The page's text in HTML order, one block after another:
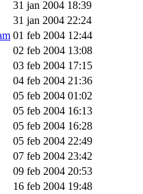
31 jan 2004 18:39
31 jan 2004 22:24
01 feb 2004 12:44
02 feb 2004 13:08
03 feb 2004 17:15
04 feb 2004 21:36
05 feb 2004 01:02
05 feb 2004 16:13
05 feb 2004 16:28
05 feb 2004 22:49
07 feb 2004 23:42
09 feb 2004 20:53
16 feb 2004 19:48